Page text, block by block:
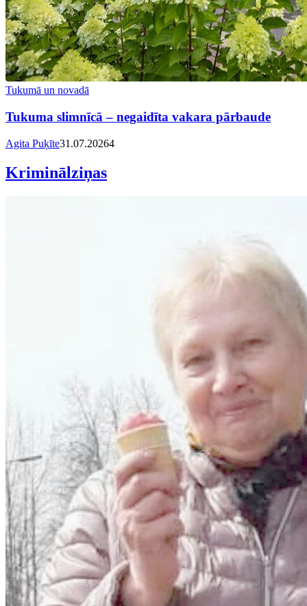
Tukumā un novadā
Tukuma slimnīcā – negaidīta vakara pārbaude
Agita Puķīte31.07.20264
Kriminālziņas